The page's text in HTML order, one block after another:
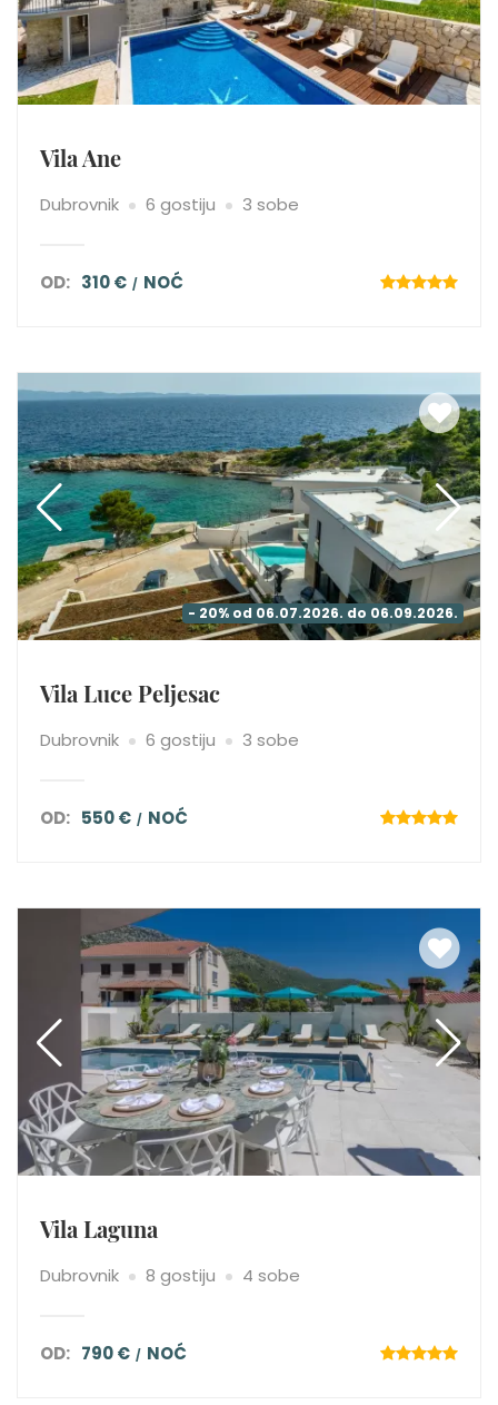
Vila Ane
Dubrovnik 6 gostiju 3 sobe
OD: 310 € NOĆ
- 20% od 06.07.2026. do 06.09.2026.
Vila Luce Peljesac
Dubrovnik 6 gostiju 3 sobe
OD: 550 € NOĆ
Vila Laguna
Dubrovnik 8 gostiju 4 sobe
OD: 790 € NOĆ